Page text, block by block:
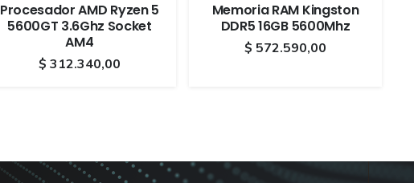
Procesador AMD Ryzen 5
5600GT 3.6Ghz Socket
AM4
$ 312.340,00
Memoria RAM Kingston
DDR5 16GB 5600Mhz
$ 572.590,00